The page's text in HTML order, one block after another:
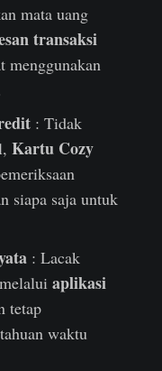
mata uang
transaksi
menggunakan
: Tidak
Kartu Cozy
siapa saja untuk
: Lacak
aplikasi
tetap
waktu